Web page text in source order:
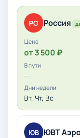
РО Россия
от 3 500 ₽
—
Вт, Чт, Вс
ЮВ ЮВТ